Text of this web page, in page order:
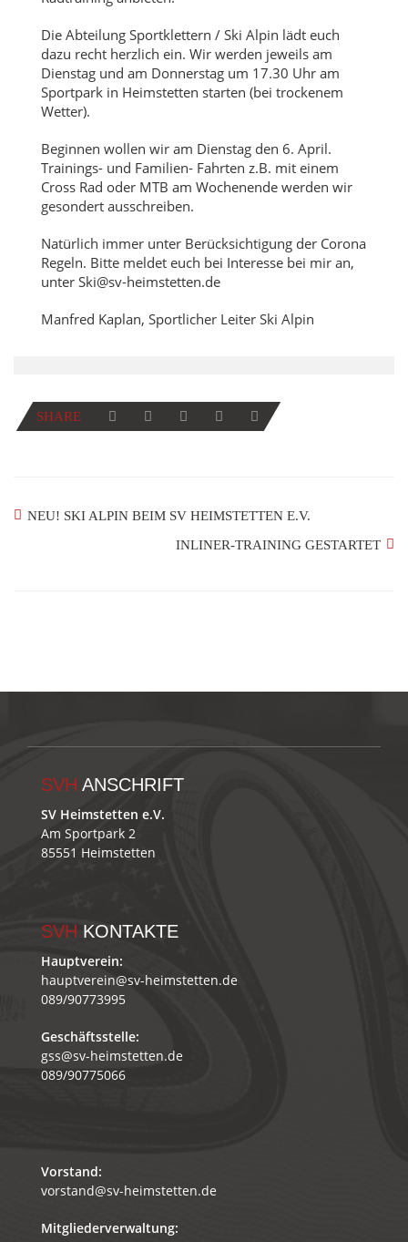
Die Abteilung Sportklettern / Ski Alpin lädt euch
dazu recht herzlich ein. Wir werden jeweils am
Dienstag und am Donnerstag um 17.30 Uhr am
Sportpark in Heimstetten starten (bei trockenem
Wetter).
Beginnen wollen wir am Dienstag den 6. April.
Trainings- und Familien- Fahrten z.B. mit einem
Cross Rad oder MTB am Wochenende werden wir
gesondert ausschreiben.
Natürlich immer unter Berücksichtigung der Corona
Regeln. Bitte meldet euch bei Interesse bei mir an,
unter Ski@sv-heimstetten.de
Manfred Kaplan, Sportlicher Leiter Ski Alpin
SHARE
NEU! SKI ALPIN BEIM SV HEIMSTETTEN E.V.
INLINER-TRAINING GESTARTET
SVH ANSCHRIFT
SV Heimstetten e.V.
Am Sportpark 2
85551 Heimstetten
SVH KONTAKTE
Hauptverein:
hauptverein@sv-heimstetten.de
089/90773995
Geschäftsstelle:
gss@sv-heimstetten.de
089/90775066
Vorstand:
vorstand@sv-heimstetten.de
Mitgliederverwaltung: